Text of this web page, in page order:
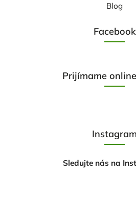
Blog
Facebook
Prijímame
Instagram
Sledujte nás na